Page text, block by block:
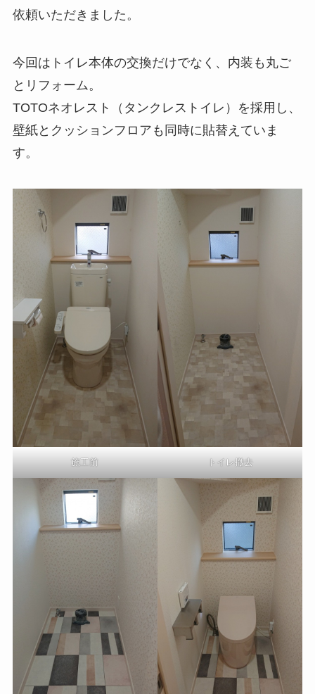
依頼いただきました。
今回はトイレ本体の交換だけでなく、内装も丸ご
とリフォーム。
TOTOネオレスト（タンクレストイレ）を採用し、
壁紙とクッションフロアも同時に貼替えていま
す。
施工前 トイレ撤去